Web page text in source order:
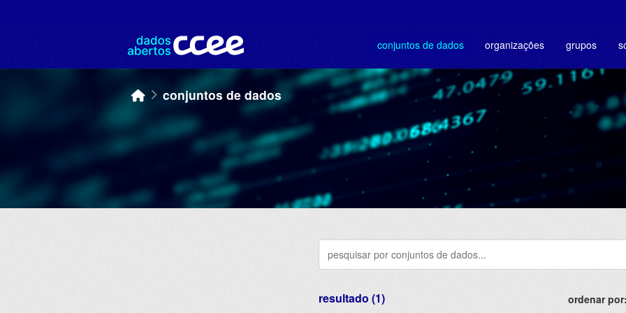
conjuntos de dados organizações grupos
conjuntos de dados
ordenar por
resultado (1)